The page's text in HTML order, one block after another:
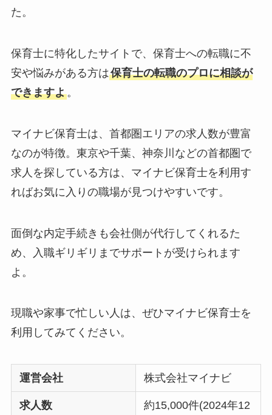
た。
保育士に特化したサイトで、保育士への転職に不
安や悩みがある方は保育士の転職のプロに相談が
できますよ。
マイナビ保育士は、首都圏エリアの求人数が豊富
なのが特徴。東京や千葉、神奈川などの首都圏で
求人を探している方は、マイナビ保育士を利用す
ればお気に入りの職場が見つけやすいです。
面倒な内定手続きも会社側が代行してくれるた
め、入職ギリギリまでサポートが受けられます
よ。
現職や家事で忙しい人は、ぜひマイナビ保育士を
利用してみてください。
運営会社 株式会社マイナビ
求人数 約15,000件(2024年12